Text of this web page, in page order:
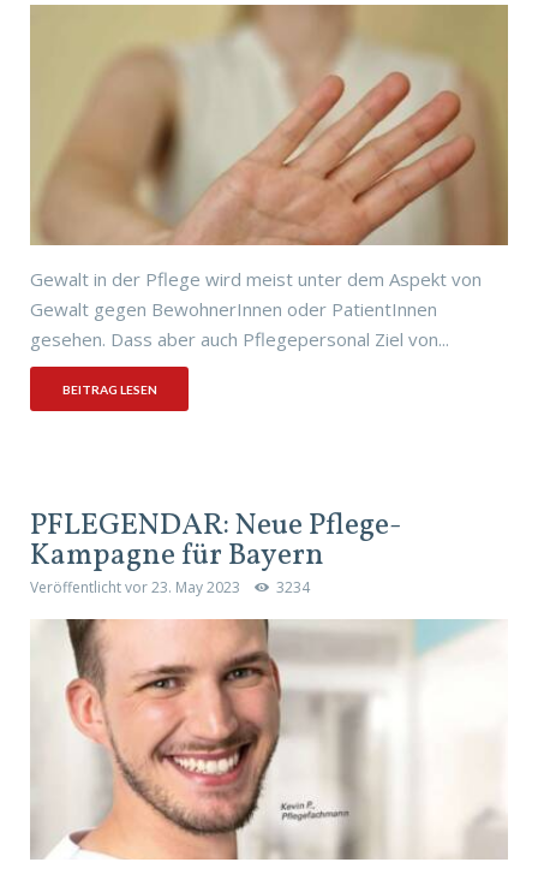
Gewalt in der Pflege wird meist unter dem Aspekt von
Gewalt gegen BewohnerInnen oder PatientInnen
gesehen. Dass aber auch Pflegepersonal Ziel von...
BEITRAG LESEN
PFLEGENDÄR: Neue Pflege-
Kampagne für Bayern
Veröffentlicht vor23. May 2023 3234